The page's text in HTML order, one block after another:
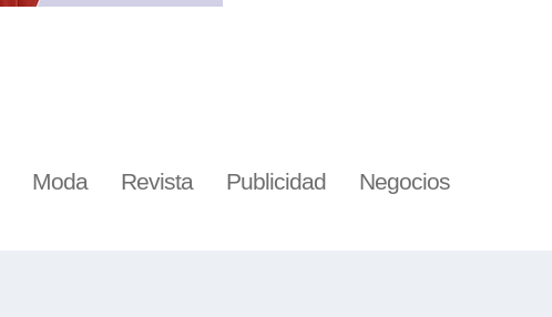
Moda Revista Publicidad Negocios